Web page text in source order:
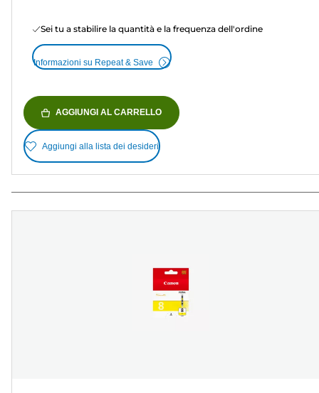
Sei tu a stabilire la quantità e la frequenza dell'ordine
Informazioni su Repeat & Save
AGGIUNGI AL CARRELLO
Aggiungi alla lista dei desideri